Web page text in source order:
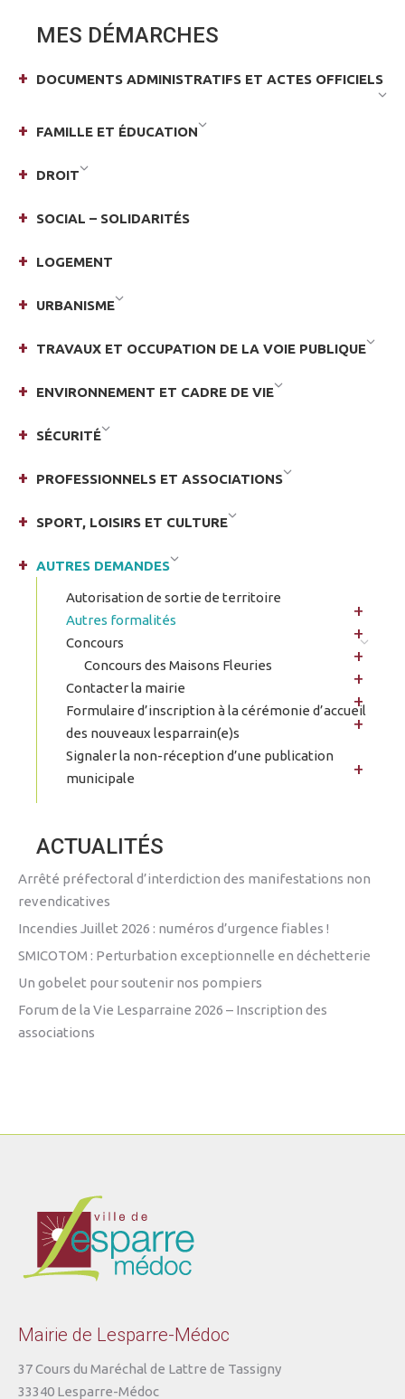
MES DÉMARCHES
DOCUMENTS ADMINISTRATIFS ET ACTES OFFICIELS
FAMILLE ET ÉDUCATION
DROIT
SOCIAL – SOLIDARITÉS
LOGEMENT
URBANISME
TRAVAUX ET OCCUPATION DE LA VOIE PUBLIQUE
ENVIRONNEMENT ET CADRE DE VIE
SÉCURITÉ
PROFESSIONNELS ET ASSOCIATIONS
SPORT, LOISIRS ET CULTURE
AUTRES DEMANDES
Autorisation de sortie de territoire
Autres formalités
Concours
Concours des Maisons Fleuries
Contacter la mairie
Formulaire d’inscription à la cérémonie d’accueil
des nouveaux lesparrain(e)s
Signaler la non-réception d’une publication
municipale
ACTUALITÉS
Arrêté préfectoral d’interdiction des manifestations non
revendicatives
Incendies Juillet 2026 : numéros d’urgence fiables !
SMICOTOM : Perturbation exceptionnelle en déchetterie
Un gobelet pour soutenir nos pompiers
Forum de la Vie Lesparraine 2026 – Inscription des
associations
Mairie de Lesparre-Médoc
37 Cours du Maréchal de Lattre de Tassigny
33340 Lesparre-Médoc